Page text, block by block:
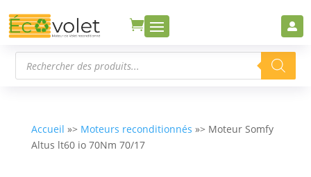
 
Recherche
produits
Accueil »> Moteurs reconditionnés »> Moteur Somfy
Altus lt60 io 70Nm 70/17